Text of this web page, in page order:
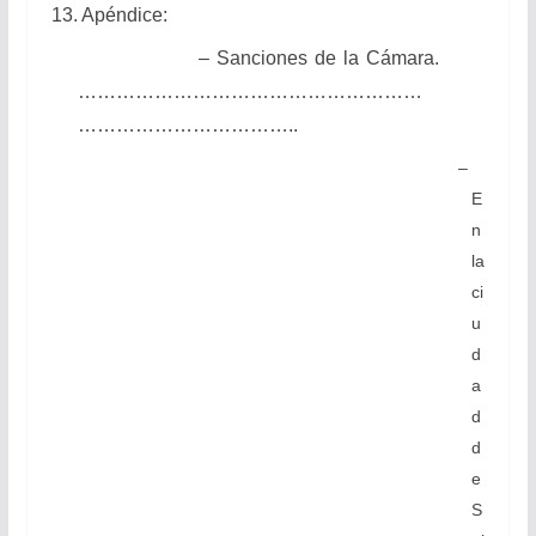
13. Apéndice:
– Sanciones de la Cámara.
………………………………………………
……………………………..
–
E
n
la
ci
u
d
a
d
d
e
S